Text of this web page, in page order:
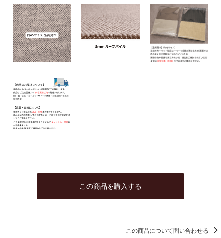
この商品を購入する
この商品について問い合わせる